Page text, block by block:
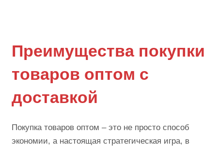
Преимущества покупки
товаров оптом с
доставкой
Покупка товаров оптом – это не просто способ
экономии, а настоящая стратегическая игра, в